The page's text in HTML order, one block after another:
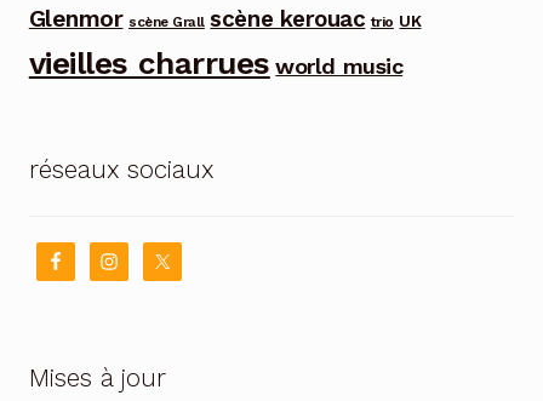
Glenmor scène Grall scène kerouac trio UK
vieilles charrues world music
réseaux sociaux
Mises à jour